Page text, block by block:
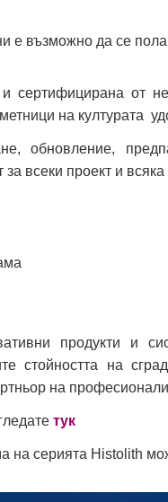
е възможно да се
сертифицирана от
на културата
обновление,
за всеки проект и
продукти и
стойността на
на
тук
на серията Histolith